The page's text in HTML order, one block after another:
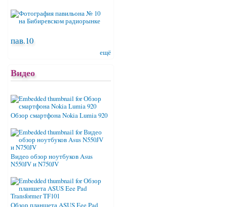
пав.10
ещё
Видео
Обзор смартфона Nokia Lumia 920
Видео обзор ноутбуков Asus
N550JV и N750JV